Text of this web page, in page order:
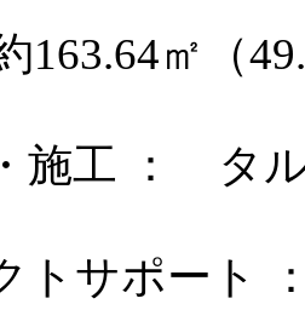
㎡（
施工 ： タ
トサポート